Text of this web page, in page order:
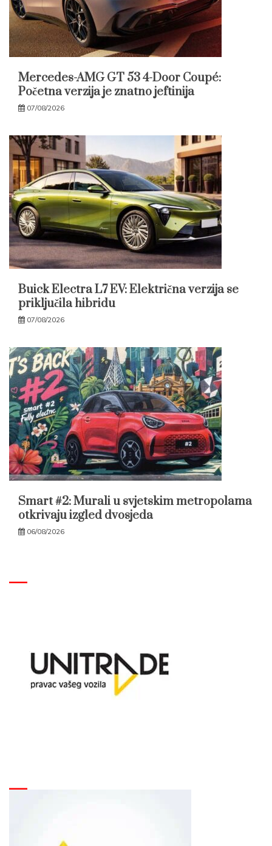
Mercedes-AMG GT 53 4-Door Coupé:
Početna verzija je znatno jeftinija
07/08/2026
Buick Electra L7 EV: Električna verzija se
priključila hibridu
07/08/2026
Smart #2: Murali u svjetskim metropolama
otkrivaju izgled dvosjeda
06/08/2026